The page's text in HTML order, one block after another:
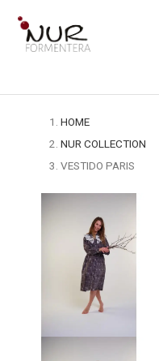
HOME
NUR COLLECTION
VESTIDO PARIS